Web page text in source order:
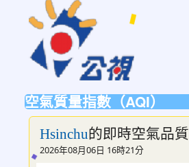
to
空氣質量指數（AQI）
Hsinchu的即時空氣品質
2026年08月06日 16時21分